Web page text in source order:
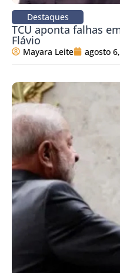
Destaques
TCU aponta falhas
Flávio
Mayara Leite agosto